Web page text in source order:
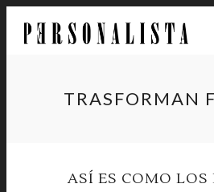
TRASFORMAN
ASÍ ES COMO LOS